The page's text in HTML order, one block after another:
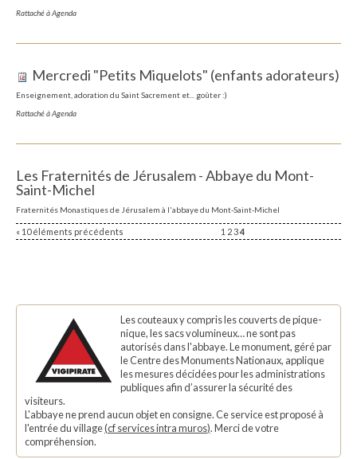
Les couteaux y compris les couverts de pique-
nique, les sacs volumineux… ne sont pas
autorisés dans l'abbaye. Le monument, géré par
le Centre des Monuments Nationaux, applique
les mesures décidées pour les administrations
publiques afin d’assurer la sécurité des
visiteurs.
L'abbaye ne prend aucun objet en consigne. Ce service est proposé à
l'entrée du village(cf services intra muros). Merci de votre
compréhension.
Rattaché àAgenda
Mercredi "Petits Miquelots" (enfants adorateurs)
Enseignement, adoration du Saint Sacrement et... goûter :)
Rattaché àAgenda
Les Fraternités de Jérusalem - Abbaye du Mont-
Saint-Michel
Fraternités Monastiques de Jérusalem à l'abbaye du Mont-Saint-Michel
« 10 éléments précédents 1 234